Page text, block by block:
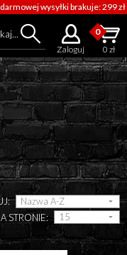
od
do
Zaloguj
wysyłki brakuje: 299 zł
0
0 zł
STRONIE: